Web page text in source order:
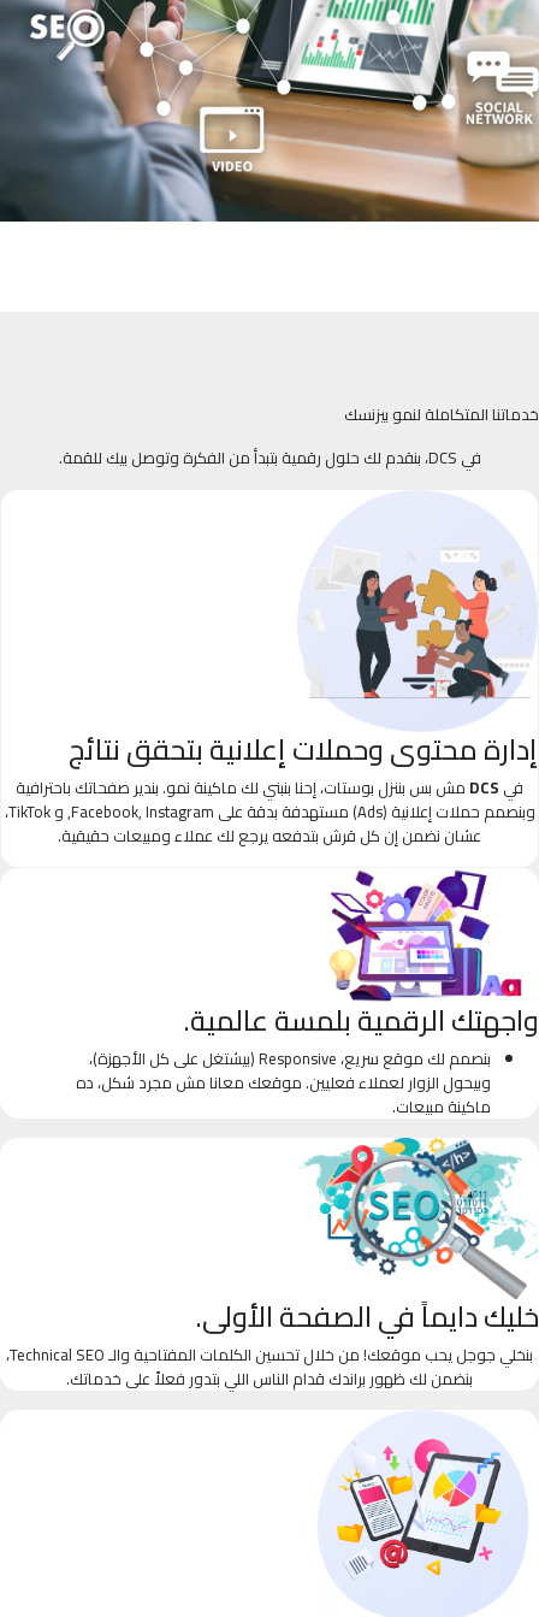
خدماتنا المتكاملة لنمو بيزنسك
في DCS، بنقدم لك حلول رقمية بتبدأ من الفكرة وتوصل بيك للقمة.
إدارة محتوى وحملات إعلانية بتحقق نتائج
في DCS مش بس بننزل بوستات، إحنا بنبني لك ماكينة نمو. بندير صفحاتك باحترافية
وبنصمم حملات إعلانية (Ads) مستهدفة بدقة على Facebook, Instagram, و TikTok،
عشان نضمن إن كل قرش بتدفعه يرجع لك عملاء ومبيعات حقيقية.
واجهتك الرقمية بلمسة عالمية.
بنصمم لك موقع سريع، Responsive (بيشتغل على كل الأجهزة)،
وبيحول الزوار لعملاء فعليين. موقعك معانا مش مجرد شكل، ده
ماكينة مبيعات.
خليك دايماً في الصفحة الأولى.
بنخلي جوجل يحب موقعك! من خلال تحسين الكلمات المفتاحية والـ Technical SEO،
بنضمن لك ظهور براندك قدام الناس اللي بتدور فعلاً على خدماتك.